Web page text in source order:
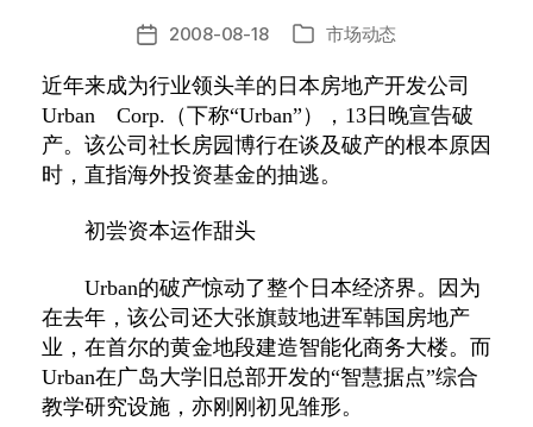
发
日
期
2008-08-18
分 市场动态
近年来成为行业领头羊的日本房地产开发公司
Urban Corp.（下称“Urban”），13日晚宣告破
产。该公司社长房园博行在谈及破产的根本原因
时，直指海外投资基金的抽逃。
初尝资本运作甜头
Urban的破产惊动了整个日本经济界。因为
在去年，该公司还大张旗鼓地进军韩国房地产
业，在首尔的黄金地段建造智能化商务大楼。而
Urban在广岛大学旧总部开发的“智慧据点”综合
教学研究设施，亦刚刚初见雏形。